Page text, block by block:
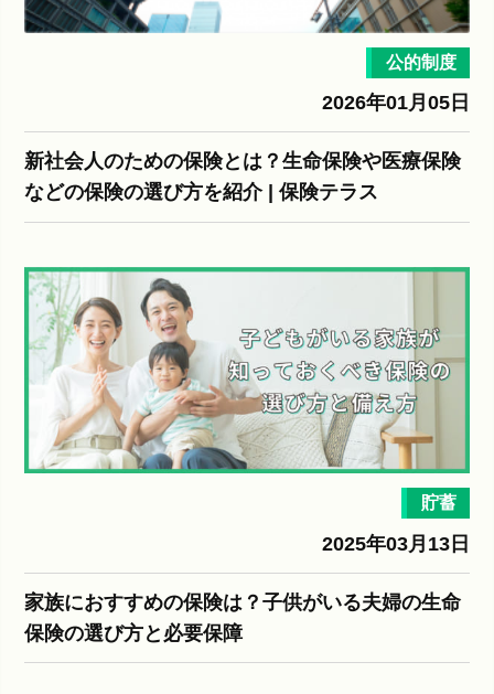
公的制度
2026年01月05日
新社会人のための保険とは？生命保険や医療保険
などの保険の選び方を紹介 | 保険テラス
貯蓄
2025年03月13日
家族におすすめの保険は？子供がいる夫婦の生命
保険の選び方と必要保障